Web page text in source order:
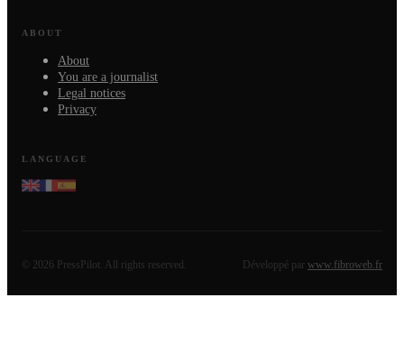
ABOUT
About
You are a journalist
Legal notices
Privacy
LANGUAGE
© 2026 PressPilot. All rights reserved. Développé par www.fibroweb.fr